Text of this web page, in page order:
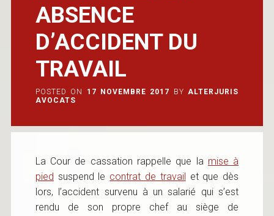
ABSENCE
D’ACCIDENT DU
TRAVAIL
POSTED ON 17 NOVEMBRE 2017 BY ALTERJURIS
AVOCATS
La Cour de cassation rappelle que la mise à
pied suspend le contrat de travail et que dès
lors, l’accident survenu à un salarié qui s’est
rendu de son propre chef au siège de